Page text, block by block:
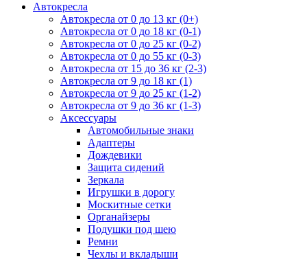
Автокресла
Автокресла от 0 до 13 кг (0+)
Автокресла от 0 до 18 кг (0-1)
Автокресла от 0 до 25 кг (0-2)
Автокресла от 0 до 55 кг (0-3)
Автокресла от 15 до 36 кг (2-3)
Автокресла от 9 до 18 кг (1)
Автокресла от 9 до 25 кг (1-2)
Автокресла от 9 до 36 кг (1-3)
Аксессуары
Автомобильные знаки
Адаптеры
Дождевики
Защита сидений
Зеркала
Игрушки в дорогу
Москитные сетки
Органайзеры
Подушки под шею
Ремни
Чехлы и вкладыши